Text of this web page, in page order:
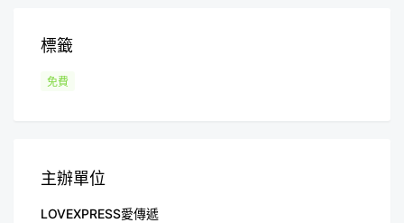
標籤
免費
主辦單位
LOVEXPRESS愛傳遞